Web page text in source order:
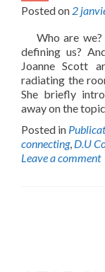
Posted on 2
Who are we?
defining us?
Joanne Scott
radiating the
She briefly
away on the
Posted in
connecting, D.U
Leave a comment